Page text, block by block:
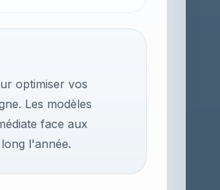
optimiser vos
Les modèles
face aux
l'année.